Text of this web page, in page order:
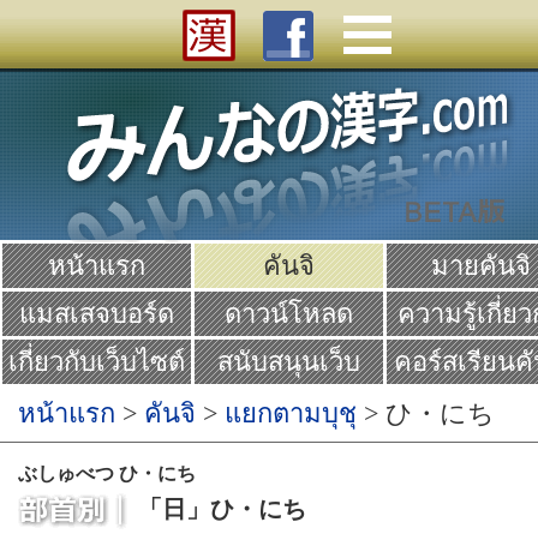
หน้าแรก คันจิ
มายคันจิ
แมสเสจบอร์ด
ดาวน์โหลด
ความรู้เกี่ย
คันจิ
เกี่ยวกับเว็บไซต์ สนับสนุนเว็บ
คอร์สเรียน
Yume
หน้าแรก > คันจิ > แยกตามบุชุ > ひ・にち
ぶしゅべつ ひ・にち
「日」ひ・にち